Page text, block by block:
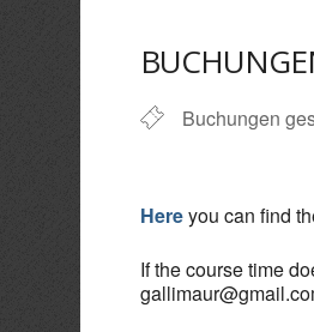
Buchungen
Hereyou can find
If the course time